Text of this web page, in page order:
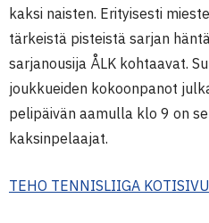
kaksi naisten. Erityisesti
tärkeistä pisteistä sarjan
sarjanousija ÅLK kohtaavat.
joukkueiden kokoonpanot
pelipäivän aamulla klo 9 on
kaksinpelaajat.
TEHO TENNISLIIGA